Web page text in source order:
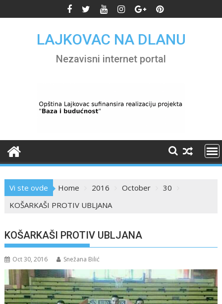
to
LAJKOVAC NA DLANU
Nezavisni internet portal
Vi ste ovde Home 2016 October
30
KOŠARKAŠI PROTIV UBLJANA
KOŠARKAŠI PROTIV UBLJANA
Oct 30, 2016 Snežana Bilić